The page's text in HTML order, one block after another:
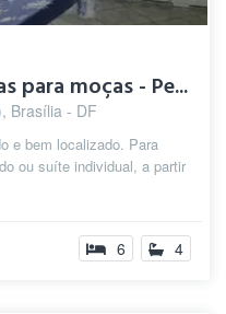
para moças - Pe...
Brasília - DF
e bem localizado. Para
ou suíte individual, a partir
6 4